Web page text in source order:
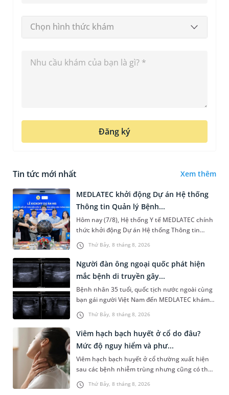
Chọn hình thức khám
Đăng ký
Tin tức mới nhất Xem thêm
Thứ Bảy, 8 tháng 8, 2026
MEDLATEC khởi động Dự án Hệ thống
Thông tin Quản lý Bệnh...
Hôm nay (7/8), Hệ thống Y tế MEDLATEC chính
thức khởi động Dự án Hệ thống Thông tin
Quản lý Bệnh viện (HIS - Hospital Information
System) giai đoạn mới. Dự á...
Thứ Bảy, 8 tháng 8, 2026
Người đàn ông ngoại quốc phát hiện
mắc bệnh di truyền gây...
Bệnh nhân 35 tuổi, quốc tịch nước ngoài cùng
bạn gái người Việt Nam đến MEDLATEC khám
sức khỏe tiền hôn nhân. Qua thăm khám và
làm các xét nghiệm chuyên sâu,...
Thứ Bảy, 8 tháng 8, 2026
Viêm hạch bạch huyết ở cổ do đâu?
Mức độ nguy hiểm và phư...
Viêm hạch bạch huyết ở cổ thường xuất hiện
sau các bệnh nhiễm trùng nhưng cũng có thể
liên quan đến lao hạch hoặc ung thư. Để tìm
hiểu nguyên nhân gây viêm,...